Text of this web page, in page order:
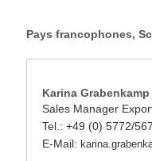
Pays francophones,
Karina Grabenkamp
Sales Manager
Tel.: +49 (0) 5772/
E-Mail: